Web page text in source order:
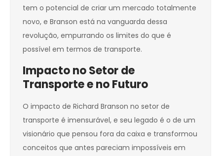
tem o potencial de criar um mercado totalmente
novo, e Branson está na vanguarda dessa
revolução, empurrando os limites do que é
possível em termos de transporte.
Impacto no Setor de
Transporte e no Futuro
O impacto de Richard Branson no setor de
transporte é imensurável, e seu legado é o de um
visionário que pensou fora da caixa e transformou
conceitos que antes pareciam impossíveis em